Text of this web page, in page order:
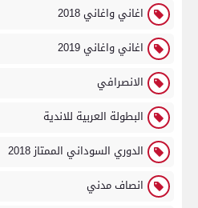
اغاني واغاني 2018
اغاني واغاني 2019
الانصرافي
البطولة العربية للاندية
الدوري السوداني الممتاز 2018
انصاف مدني